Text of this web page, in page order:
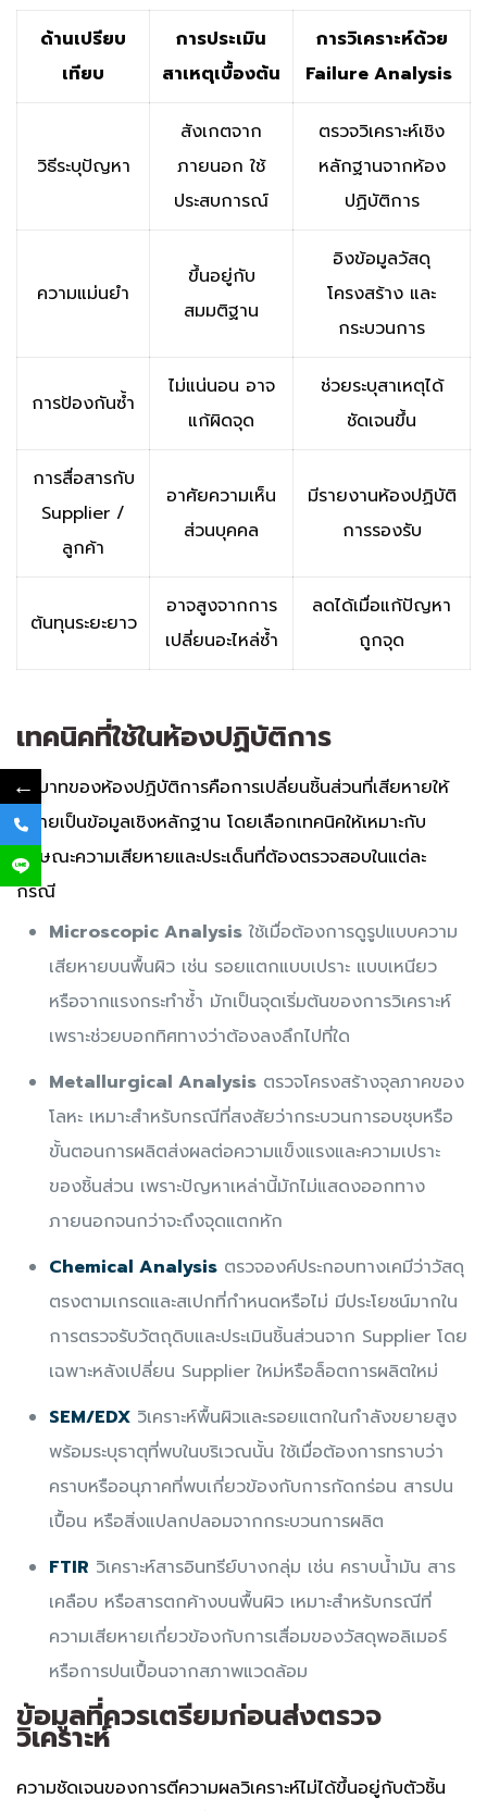
ด้านเปรียบ
เทียบ
การประเมิน
สาเหตุเบื้องต้น
การวิเคราะห์ด้วย
Failure Analysis
วิธีระบุปัญหา
สังเกตจาก
ภายนอก ใช้
ประสบการณ์
ตรวจวิเคราะห์เชิง
หลักฐานจากห้อง
ปฏิบัติการ
ความแม่นยำ
ขึ้นอยู่กับ
สมมติฐาน
อิงข้อมูลวัสดุ
โครงสร้าง และ
กระบวนการ
การป้องกันซ้ำ
ไม่แน่นอน อาจ
แก้ผิดจุด
ช่วยระบุสาเหตุได้
ชัดเจนขึ้น
การสื่อสารกับ
Supplier /
ลูกค้า
อาศัยความเห็น
ส่วนบุคคล
มีรายงานห้องปฏิบัติ
การรองรับ
ต้นทุนระยะยาว
อาจสูงจากการ
เปลี่ยนอะไหล่ซ้ำ
ลดได้เมื่อแก้ปัญหา
ถูกจุด
เทคนิคที่ใช้ในห้องปฏิบัติการ
บทบาทของห้องปฏิบัติการคือการเปลี่ยนชิ้นส่วนที่เสียหายให้
กลายเป็นข้อมูลเชิงหลักฐาน โดยเลือกเทคนิคให้เหมาะกับ
ลักษณะความเสียหายและประเด็นที่ต้องตรวจสอบในแต่ละ
กรณี
Microscopic Analysis ใช้เมื่อต้องการดูรูปแบบความ
เสียหายบนพื้นผิว เช่น รอยแตกแบบเปราะ แบบเหนียว
หรือจากแรงกระทำซ้ำ มักเป็นจุดเริ่มต้นของการวิเคราะห์
เพราะช่วยบอกทิศทางว่าต้องลงลึกไปที่ใด
Metallurgical Analysis ตรวจโครงสร้างจุลภาคของ
โลหะ เหมาะสำหรับกรณีที่สงสัยว่ากระบวนการอบชุบหรือ
ขั้นตอนการผลิตส่งผลต่อความแข็งแรงและความเปราะ
ของชิ้นส่วน เพราะปัญหาเหล่านี้มักไม่แสดงออกทาง
ภายนอกจนกว่าจะถึงจุดแตกหัก
Chemical Analysis ตรวจองค์ประกอบทางเคมีว่าวัสดุ
ตรงตามเกรดและสเปกที่กำหนดหรือไม่ มีประโยชน์มากใน
การตรวจรับวัตถุดิบและประเมินชิ้นส่วนจาก Supplier โดย
เฉพาะหลังเปลี่ยน Supplier ใหม่หรือล็อตการผลิตใหม่
SEM/EDX วิเคราะห์พื้นผิวและรอยแตกในกำลังขยายสูง
พร้อมระบุธาตุที่พบในบริเวณนั้น ใช้เมื่อต้องการทราบว่า
คราบหรืออนุภาคที่พบเกี่ยวข้องกับการกัดกร่อน สารปน
เปื้อน หรือสิ่งแปลกปลอมจากกระบวนการผลิต
FTIR วิเคราะห์สารอินทรีย์บางกลุ่ม เช่น คราบน้ำมัน สาร
เคลือบ หรือสารตกค้างบนพื้นผิว เหมาะสำหรับกรณีที่
ความเสียหายเกี่ยวข้องกับการเสื่อมของวัสดุพอลิเมอร์
หรือการปนเปื้อนจากสภาพแวดล้อม
ข้อมูลที่ควรเตรียมก่อนส่งตรวจ
วิเคราะห์
ความชัดเจนของการตีความผลวิเคราะห์ไม่ได้ขึ้นอยู่กับตัวชิ้น
←